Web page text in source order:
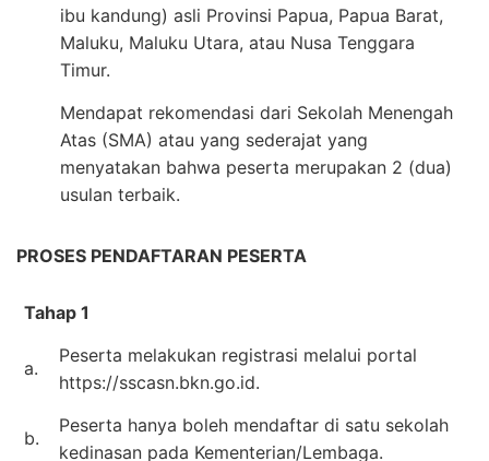
ibu kandung) asli Provinsi Papua, Papua Barat,
Maluku, Maluku Utara, atau Nusa Tenggara
Timur.
Mendapat rekomendasi dari Sekolah Menengah
Atas (SMA) atau yang sederajat yang
menyatakan bahwa peserta merupakan 2 (dua)
usulan terbaik.
PROSES PENDAFTARAN PESERTA
Tahap 1
a.
Peserta melakukan registrasi melalui portal
https://sscasn.bkn.go.id.
b.
Peserta hanya boleh mendaftar di satu sekolah
kedinasan pada Kementerian/Lembaga.